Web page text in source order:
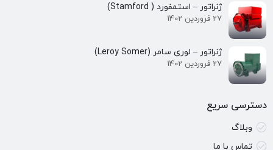
ژنراتور – استمفورد ( Stamford)
27 فروردین 1402
ژنراتور – لوری سامر (Leroy Somer)
27 فروردین 1402
دسترسی سریع
وبلاگ
تماس با ما